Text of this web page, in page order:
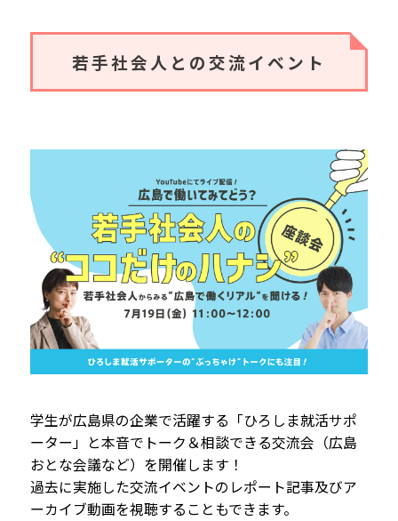
若手社会人との交流イベント
学生が広島県の企業で活躍する「ひろしま就活サポ
ーター」と本音でトーク＆相談できる交流会（広島
おとな会議など）を開催します！
過去に実施した交流イベントのレポート記事及びア
ーカイブ動画を視聴することもできます。